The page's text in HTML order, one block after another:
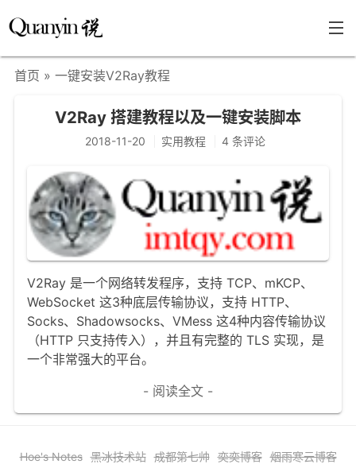
文章分类
学海泛舟
精华荟萃
福利共享
其他页面
关于
只言片语
谷歌站内搜索
首页 » 一键安装V2Ray教程
V2Ray 搭建教程以及一键安装脚本
2018-11-20 实用教程 4 条评论
V2Ray 是一个网络转发程序，支持 TCP、mKCP、
WebSocket 这3种底层传输协议，支持 HTTP、
Socks、Shadowsocks、VMess 这4种内容传输协议
（HTTP 只支持传入），并且有完整的 TLS 实现，是
一个非常强大的平台。
- 阅读全文 -
Hoe's Notes 黑冰技术站 成都第七帅 奕奕博客 烟雨寒云博客